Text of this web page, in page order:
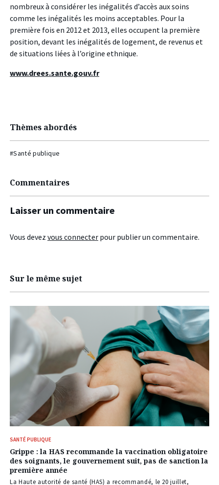
nombreux à considérer les inégalités d’accès aux soins
comme les inégalités les moins acceptables. Pour la
première fois en 2012 et 2013, elles occupent la première
position, devant les inégalités de logement, de revenus et
de situations liées à l’origine ethnique.
www.drees.sante.gouv.fr
Thèmes abordés
#Santé publique
Commentaires
Laisser un commentaire
Vous devez vous connecter pour publier un commentaire.
Sur le même sujet
SANTÉ PUBLIQUE
Grippe : la HAS recommande la vaccination obligatoire
des soignants, le gouvernement suit, pas de sanction la
première année
La Haute autorité de santé (HAS) a recommandé, le 20 juillet,